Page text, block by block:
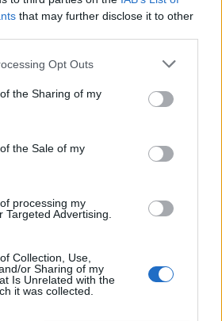
that may further disclose it to other
Opt Outs
the Sharing of my
the Sale of my
processing my
Targeted Advertising.
Collection, Use,
or Sharing of my
Is Unrelated with the
it was collected.
péntek